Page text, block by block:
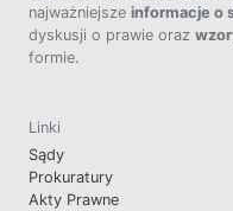
najważniejsze informacje o
dyskusji o prawie oraz
formie.
Linki
Sądy
Prokuratury
Akty Prawne